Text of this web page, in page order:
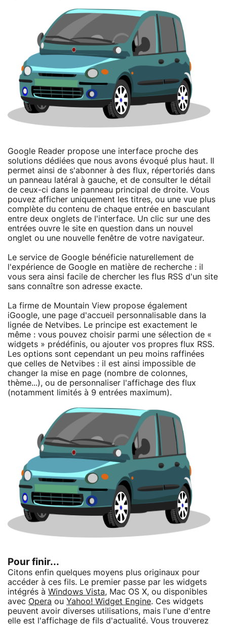
Google Reader propose une interface proche des
solutions dédiées que nous avons évoqué plus haut. Il
permet ainsi de s'abonner à des flux, répertoriés dans
un panneau latéral à gauche, et de consulter le détail
de ceux-ci dans le panneau principal de droite. Vous
pouvez afficher uniquement les titres, ou une vue plus
complète du contenu de chaque entrée en basculant
entre deux onglets de l'interface. Un clic sur une des
entrées ouvre le site en question dans un nouvel
onglet ou une nouvelle fenêtre de votre navigateur.
Le service de Google bénéficie naturellement de
l'expérience de Google en matière de recherche : il
vous sera ainsi facile de chercher les flus RSS d'un site
sans connaître son adresse exacte.
La firme de Mountain View propose également
iGoogle, une page d'accueil personnalisable dans la
lignée de Netvibes. Le principe est exactement le
même : vous pouvez choisir parmi une sélection de «
widgets » prédéfinis, ou ajouter vos propres flux RSS.
Les options sont cependant un peu moins raffinées
que celles de Netvibes : il est ainsi impossible de
changer la mise en page (nombre de colonnes,
thème...), ou de personnaliser l'affichage des flux
(notamment limités à 9 entrées maximum).
Pour finir...
Citons enfin quelques moyens plus originaux pour
accéder à ces fils. Le premier passe par les widgets
intégrés à Windows Vista, Mac OS X, ou disponibles
avec Opera ou Yahoo! Widget Engine. Ces widgets
peuvent avoir diverses utilisations, mais l'une d'entre
elle est l'affichage de fils d'actualité. Vous trouverez